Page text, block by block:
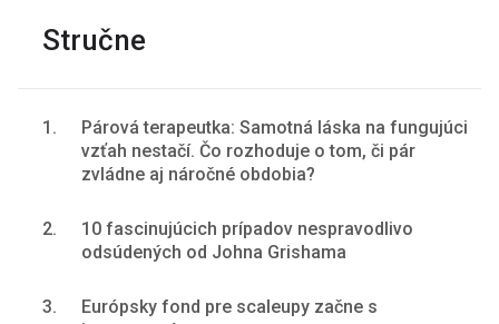
Stručne
1.
Párová terapeutka: Samotná láska na fungujúci
vzťah nestačí. Čo rozhoduje o tom, či pár
zvládne aj náročné obdobia?
2.
10 fascinujúcich prípadov nespravodlivo
odsúdených od Johna Grishama
3.
Európsky fond pre scaleupy začne s